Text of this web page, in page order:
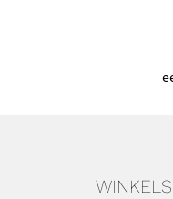
WINKELS